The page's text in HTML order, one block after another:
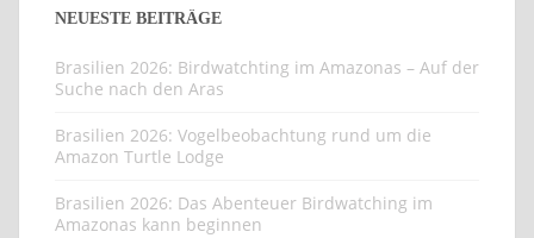
NEUESTE BEITRÄGE
Brasilien 2026: Birdwatchting im Amazonas – Auf der
Suche nach den Aras
Brasilien 2026: Vogelbeobachtung rund um die
Amazon Turtle Lodge
Brasilien 2026: Das Abenteuer Birdwatching im
Amazonas kann beginnen